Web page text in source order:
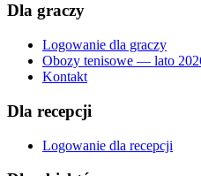
Dla graczy
Logowanie dla graczy
Obozy tenisowe — lato
Kontakt
Dla recepcji
Logowanie dla recepcji